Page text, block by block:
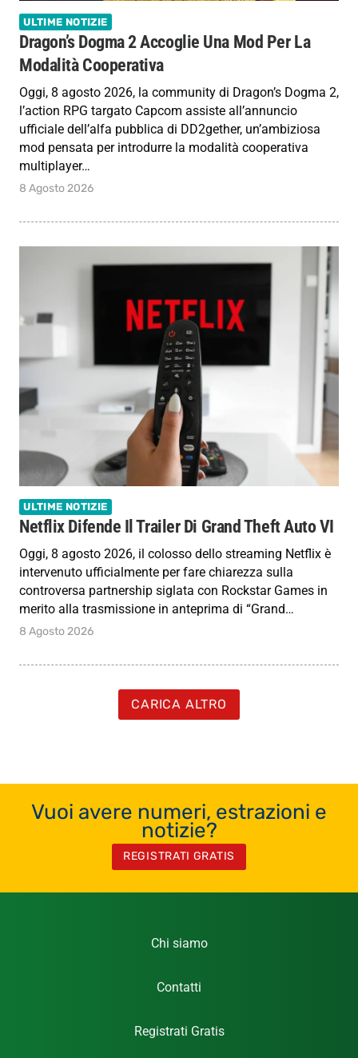
ULTIME NOTIZIE
Dragon’s Dogma 2 Accoglie Una Mod Per La
Modalità Cooperativa
Oggi, 8 agosto 2026, la community di Dragon’s Dogma 2,
l’action RPG targato Capcom assiste all’annuncio
ufficiale dell’alfa pubblica di DD2gether, un’ambiziosa
mod pensata per introdurre la modalità cooperativa
multiplayer…
8 Agosto 2026
ULTIME NOTIZIE
Netflix Difende Il Trailer Di Grand Theft Auto VI
Oggi, 8 agosto 2026, il colosso dello streaming Netflix è
intervenuto ufficialmente per fare chiarezza sulla
controversa partnership siglata con Rockstar Games in
merito alla trasmissione in anteprima di “Grand…
8 Agosto 2026
CARICA ALTRO
Vuoi avere numeri, estrazioni e
notizie?
REGISTRATI GRATIS
Chi siamo
Contatti
Registrati Gratis